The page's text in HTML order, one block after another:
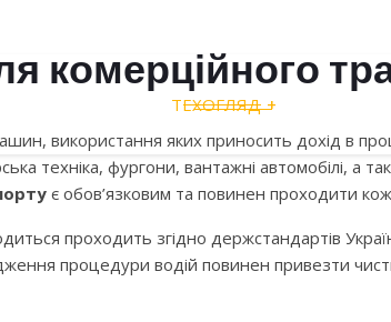
ТЕХОГЛЯД
Телефони:
097 97 93 777
032 277 7820 відділ по роботі з
032 277 7814 бухгалтерія /
ДЛЯ КОМЕРЦІЙНОГО
комерційного
використання яких приносить дохід в
техніка, фургони, вантажні автомобілі, а
є обов’язковим та повинен проходити
проходить згідно держстандартів
процедури водій повинен привезти